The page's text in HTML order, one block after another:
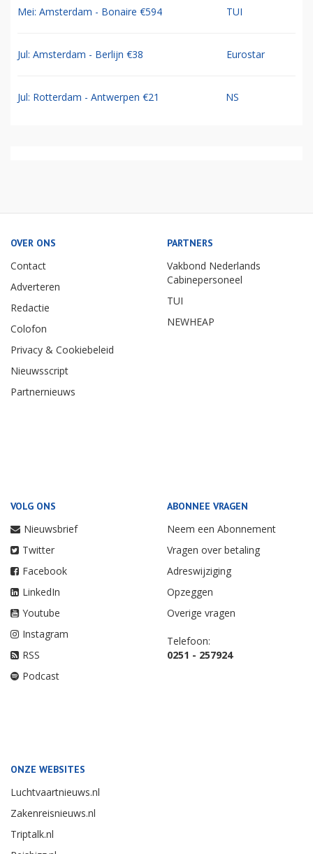
Mei: Amsterdam - Bonaire €594 TUI
Jul: Amsterdam - Berlijn €38 Eurostar
Jul: Rotterdam - Antwerpen €21 NS
OVER ONS
Contact
Adverteren
Redactie
Colofon
Privacy & Cookiebeleid
Nieuwsscript
Partnernieuws
PARTNERS
Vakbond Nederlands
Cabinepersoneel
TUI
NEWHEAP
VOLG ONS
Nieuwsbrief
Twitter
Facebook
LinkedIn
Youtube
Instagram
RSS
Podcast
ABONNEE VRAGEN
Neem een Abonnement
Vragen over betaling
Adreswijziging
Opzeggen
Overige vragen
Telefoon:
0251 - 257924
ONZE WEBSITES
Luchtvaartnieuws.nl
Zakenreisnieuws.nl
Triptalk.nl